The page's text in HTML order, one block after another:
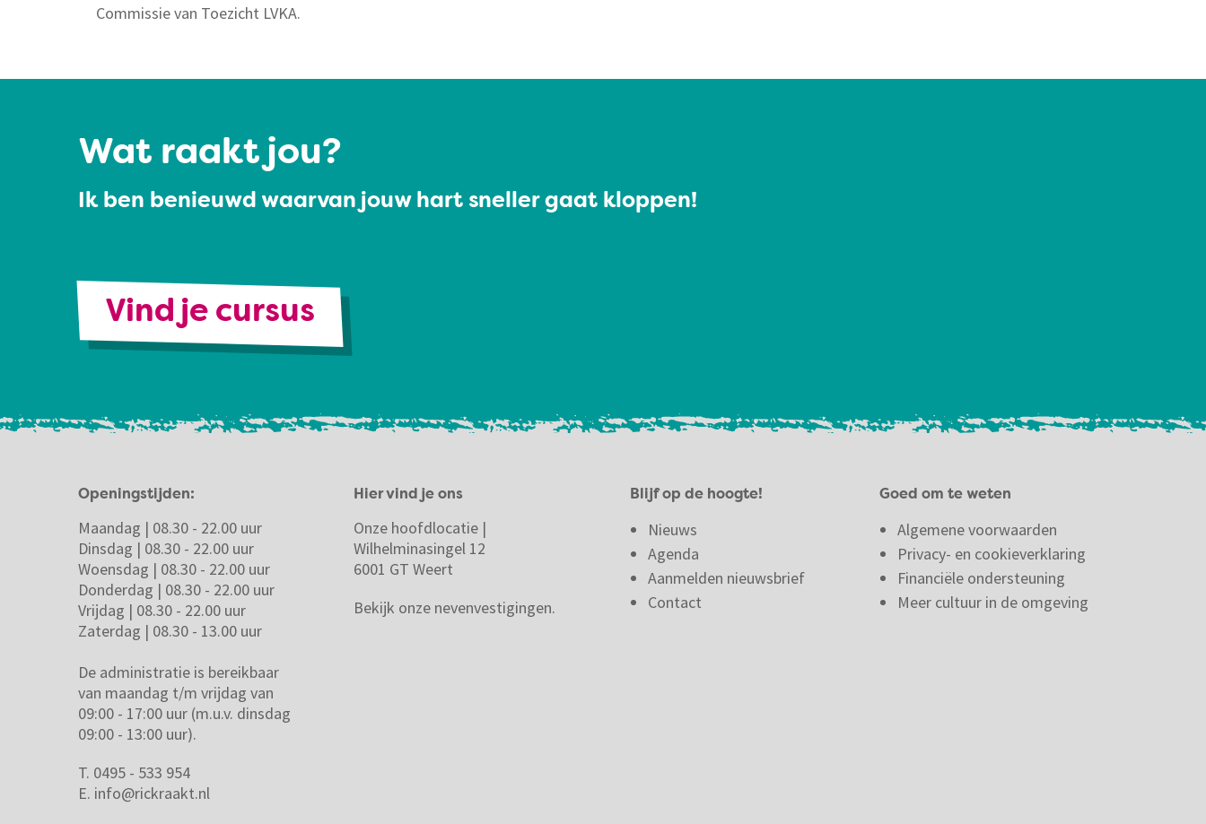
Commissie van Toezicht LVKA.
Wat raakt jou?
Ik ben benieuwd waarvan jouw hart sneller gaat kloppen!
Vind je cursus
Openingstijden:
Maandag | 08.30 - 22.00 uur
Dinsdag | 08.30 - 22.00 uur
Woensdag | 08.30 - 22.00 uur
Donderdag | 08.30 - 22.00 uur
Vrijdag | 08.30 - 22.00 uur
Zaterdag | 08.30 - 13.00 uur
De administratie is bereikbaar
van maandag t/m vrijdag van
09:00 - 17:00 uur (m.u.v. dinsdag
09:00 - 13:00 uur).
T. 0495 - 533 954
E. info@rickraakt.nl
Hier vind je ons
Onze hoofdlocatie |
Wilhelminasingel 12
6001 GT Weert
Bekijk onze nevenvestigingen.
Blijf op de hoogte!
Nieuws
Agenda
Aanmelden nieuwsbrief
Contact
Goed om te weten
Algemene voorwaarden
Privacy- en cookieverklaring
Financiële ondersteuning
Meer cultuur in de omgeving